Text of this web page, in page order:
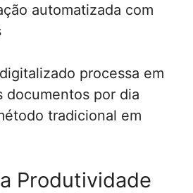
automatizada com
processa em
documentos por dia
tradicional em
Produtividade